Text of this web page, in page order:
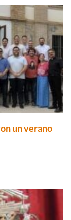
un verano